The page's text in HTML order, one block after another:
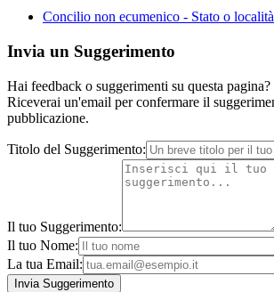
Concilio non ecumenico - Stato o
Invia un Suggerimento
Hai feedback o suggerimenti su questa pagina?
Riceverai un'email per confermare il
pubblicazione.
Titolo del Suggerimento:
Il tuo Suggerimento:
Il tuo Nome:
La tua Email: